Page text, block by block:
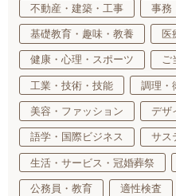
不動産・建築・工事 事務
基礎教育・趣味・教養 医
健康・心理・スポーツ ご
工業・技術・技能 調理・
美容・ファッション デザ
語学・国際ビジネス サス
生活・サービス・冠婚葬祭
公務員・教育 適性検査